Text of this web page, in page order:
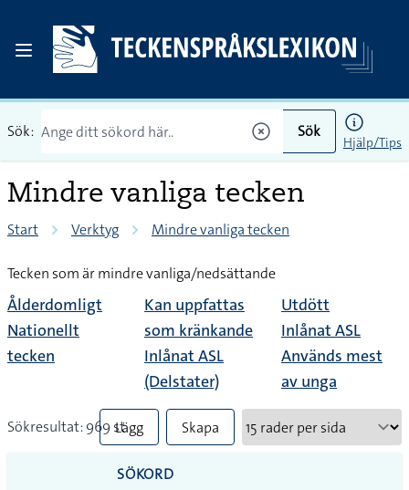
Sök: Sök
Hjälp/Tips
Mindre vanliga tecken
Start Verktyg Mindre vanliga tecken
Tecken som är mindre vanliga/nedsättande
Ålderdomligt
Nationellt
tecken
Kan uppfattas
som kränkande
Inlånat ASL
(Delstater)
Utdött
Inlånat ASL
Används mest
av unga
Sökresultat: 969 stLägg
till
Skapa
SÖKORD